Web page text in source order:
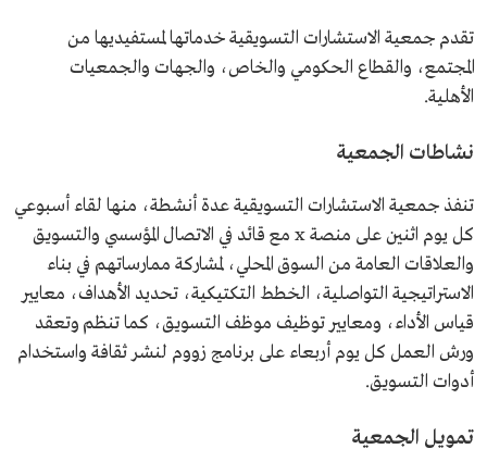
تقدم جمعية الاستشارات التسويقية خدماتها لمستفيديها من
المجتمع، والقطاع الحكومي والخاص، والجهات والجمعيات
الأهلية.
نشاطات الجمعية
تنفذ جمعية الاستشارات التسويقية عدة أنشطة، منها لقاء أسبوعي
كل يوم اثنين على منصة x مع قائد في الاتصال المؤسسي والتسويق
والعلاقات العامة من السوق المحلي، لمشاركة ممارساتهم في بناء
الاستراتيجية التواصلية، الخطط التكتيكية، تحديد الأهداف، معايير
قياس الأداء، ومعايير توظيف موظف التسويق، كما تنظم وتعقد
ورش العمل كل يوم أربعاء على برنامج زووم لنشر ثقافة واستخدام
أدوات التسويق.
تمويل الجمعية